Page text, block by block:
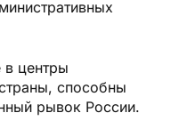
в центры
способны
рывок России.